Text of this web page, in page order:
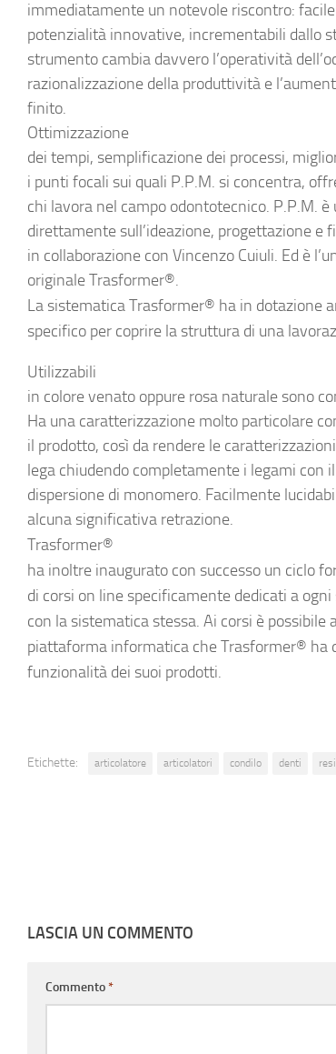
immediatamente un notevole riscontro:
potenzialità innovative, incrementabili dallo
strumento cambia davvero l’operatività
razionalizzazione della produttività e
finito.
Ottimizzazione
dei tempi, semplificazione dei processi,
i punti focali sui quali P.P.M. si concentra,
chi lavora nel campo odontotecnico. P.P.M.
direttamente sull’ideazione, progettazione e
in collaborazione con Vincenzo Cuiuli. Ed è
originale Trasformer®.
La sistematica Trasformer® ha in dotazione
specifico per coprire la struttura di una
Utilizzabili
in colore venato oppure rosa naturale sono
Ha una caratterizzazione molto particolare
il prodotto, così da rendere le
lega chiudendo completamente i legami con
dispersione di monomero. Facilmente
alcuna significativa retrazione.
Trasformer®
ha inoltre inaugurato con successo un ciclo
di corsi on line specificamente dedicati a
con la sistematica stessa. Ai corsi è possibile
piattaforma informatica che Trasformer® ha
funzionalità dei suoi prodotti.
Etichette: articolatore articolatori condilo denti
LASCIA UN COMMENTO
Commento*